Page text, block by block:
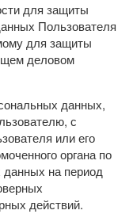
для защиты
Пользователя
для защиты
деловом
данных,
с
или его
органа по
на период
действий.